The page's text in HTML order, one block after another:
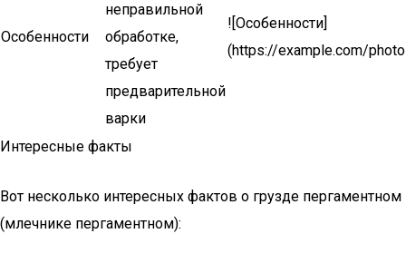
Особенности
неправильной
обработке,
требует
предварительной
варки
![Особенности]
(https://example.com/
Интересные факты
Вот несколько интересных фактов о грузде пергаментном
(млечнике пергаментном):